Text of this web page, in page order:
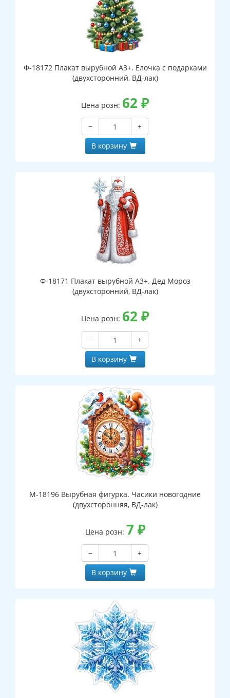
Ф-18172 Плакат вырубной А3+. Елочка с подарками
(двухсторонний, ВД-лак)
Цена розн: 62 ₽
−
+
В корзину
Ф-18171 Плакат вырубной А3+. Дед Мороз
(двухсторонний, ВД-лак)
Цена розн: 62 ₽
−
+
В корзину
М-18196 Вырубная фигурка. Часики новогодние
(двухсторонняя, ВД-лак)
Цена розн: 7 ₽
−
+
В корзину